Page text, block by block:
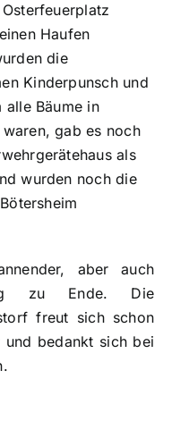
Haufen
die
Kinderpunsch und
alle Bäume in
gab es noch
als
wurden noch die
aber auch
zu Ende. Die
freut sich schon
bedankt sich bei